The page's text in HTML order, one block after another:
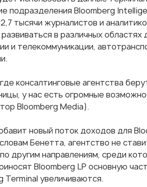
подразделения Bloomberg
тысячи журналистов и
в различных
и телекоммуникации,
консалтинговые агентства
у нас есть огромные
Bloomberg Media).
новый поток доходов для
Бенетта, агентство не
другим направлениям, среди
Bloomberg LP основную
увеличиваются.